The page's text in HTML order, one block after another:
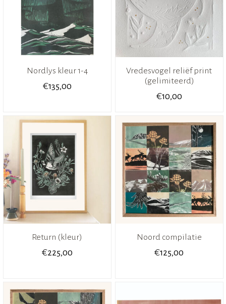
Nordlys kleur 1-4
€135,00
Vredesvogel reliëf print
(gelimiteerd)
€10,00
Return (kleur)
€225,00
Noord compilatie
€125,00